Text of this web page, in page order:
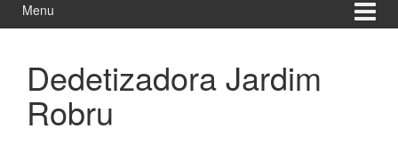
Menu
Dedetizadora Jardim
Robru